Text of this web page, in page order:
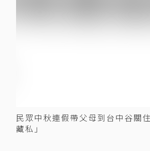
民眾中秋連假帶父母到台中谷關
藏私」